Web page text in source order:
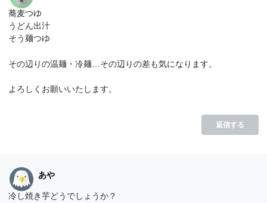
蕎麦つゆ
うどん出汁
そう麺つゆ
その辺りの温麺・冷麺…その辺りの差も気になります。
よろしくお願いいたします。
返信する
あや
冷し焼き芋どうでしょうか？